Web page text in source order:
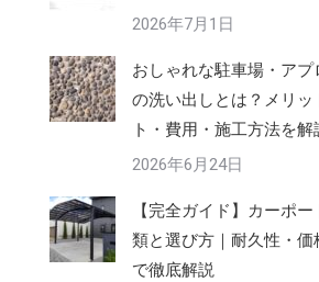
2026年7月1日
おしゃれな駐車場・ア
の洗い出しとは？メリッ
ト・費用・施工方法を解
2026年6月24日
【完全ガイド】カーポ
類と選び方｜耐久性・価
で徹底解説